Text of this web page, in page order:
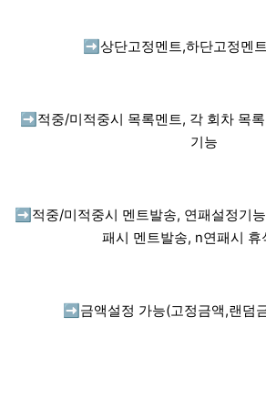
➡️ 상단고정멘트,하단고정멘
➡️ 적중/미적중시 목록멘트, 각 회차 목
기능
➡️ 적중/미적중시 멘트발송, 연패설정기
패시 멘트발송, n연패시 휴
➡️ 금액설정 가능(고정금액,랜덤